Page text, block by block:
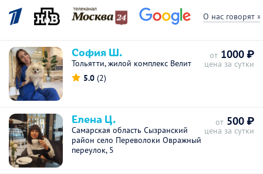
О нас говорят »
София Ш.
Тольятти, жилой комплекс Велит
5.0 (2)
от 1000 ₽
цена за сутки
Елена Ц.
Самарская область Сызранский
район село Переволоки Овражный
переулок, 5
от 500 ₽
цена за сутки